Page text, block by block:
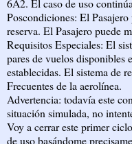
6A2. El caso de uso
Poscondiciones: El
reserva. El Pasajero puede
Requisitos Especiales: El
pares de vuelos disponibles
establecidas. El sistema de
Frecuentes de la aerolínea.
Advertencia: todavía este
situación simulada, no
Voy a cerrar este primer
de uso basándome